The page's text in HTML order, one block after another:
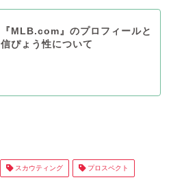
『MLB.com』のプロフィールと
信ぴょう性について
スカウティング プロスペクト